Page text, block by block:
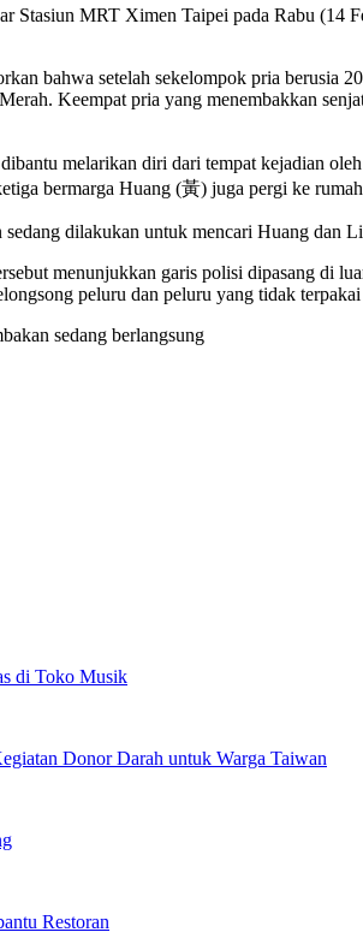
MRT Ximen Taipei pada Rabu (14
bahwa setelah sekelompok pria berusia
Keempat pria yang menembakkan
melarikan diri dari tempat kejadian
bermarga Huang (黃) juga pergi ke
dilakukan untuk mencari Huang dan
menunjukkan garis polisi dipasang di
peluru dan peluru yang tidak
sedang berlangsung
di Toko Musik
Donor Darah untuk Warga Taiwan
Restoran